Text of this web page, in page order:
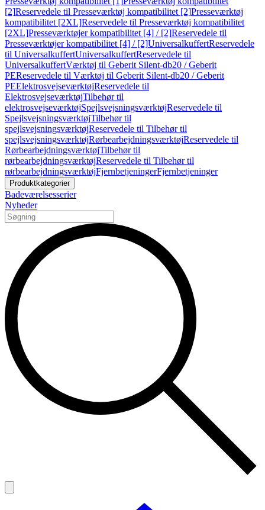
[2]Reservedele til Presseværktøj kompatibilitet [2]Presseværktøj
kompatibilitet [2XL]Reservedele til Presseværktøj kompatibilitet
[2XL]Presseværktøjer kompatibilitet [4] / [2]Reservedele til
Presseværktøjer kompatibilitet [4] / [2]UniversalkuffertReservedele
til UniversalkuffertUniversalkuffertReservedele til
UniversalkuffertVærktøj til Geberit Silent-db20 / Geberit
PEReservedele til Værktøj til Geberit Silent-db20 / Geberit
PEElektrosvejseværktøjReservedele til
ElektrosvejseværktøjTilbehør til
elektrosvejseværktøjSpejlsvejsningsværktøjReservedele til
SpejlsvejsningsværktøjTilbehør til
spejlsvejsningsværktøjReservedele til Tilbehør til
spejlsvejsningsværktøjRørbearbejdningsværktøjReservedele til
RørbearbejdningsværktøjTilbehør til
rørbearbejdningsværktøjReservedele til Tilbehør til
rørbearbejdningsværktøjFjernbetjeningerFjernbetjeninger
Produktkategorier
Badeværelsesserier
Nyheder